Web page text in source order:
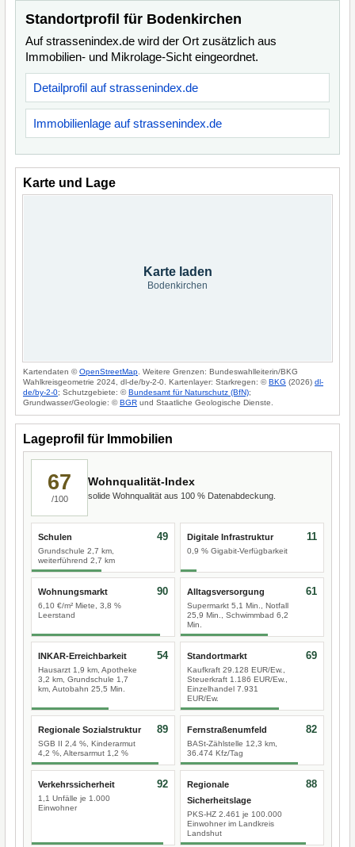
Standortprofil für Bodenkirchen
Auf strassenindex.de wird der Ort zusätzlich aus
Immobilien- und Mikrolage-Sicht eingeordnet.
Detailprofil auf strassenindex.de
Immobilienlage auf strassenindex.de
Karte und Lage
Karte laden
Bodenkirchen
Kartendaten ©OpenStreetMap . Weitere Grenzen: Bundeswahlleiterin/BKG
Wahlkreisgeometrie 2024, dl-de/by-2-0. Kartenlayer: Starkregen: ©BKG (2026) dl-
de/by-2-0; Schutzgebiete: ©Bundesamt für Naturschutz (BfN);
Grundwasser/Geologie: ©BGR und Staatliche Geologische Dienste.
Lageprofil für Immobilien
67
/100
Wohnqualität-Index
solide Wohnqualität aus 100 % Datenabdeckung.
Schulen
Grundschule 2,7 km,
weiterführend 2,7 km
49 Digitale Infrastruktur
0,9 % Gigabit-Verfügbarkeit
11
Wohnungsmarkt
6,10 €/m² Miete, 3,8 %
Leerstand
90 Alltagsversorgung
Supermarkt 5,1 Min., Notfall
25,9 Min., Schwimmbad 6,2
Min.
61
INKAR-Erreichbarkeit
Hausarzt 1,9 km, Apotheke
3,2 km, Grundschule 1,7
km, Autobahn 25,5 Min.
54 Standortmarkt
Kaufkraft 29.128 EUR/Ew.,
Steuerkraft 1.186 EUR/Ew.,
Einzelhandel 7.931
EUR/Ew.
69
Regionale Sozialstruktur
SGB II 2,4 %, Kinderarmut
4,2 %, Altersarmut 1,2 %
89 Fernstraßenumfeld
BASt-Zählstelle 12,3 km,
36.474 Kfz/Tag
82
Verkehrssicherheit
1,1 Unfälle je 1.000
Einwohner
92
Regionale
Sicherheitslage
PKS-HZ 2.461 je 100.000
Einwohner im Landkreis
Landshut
88